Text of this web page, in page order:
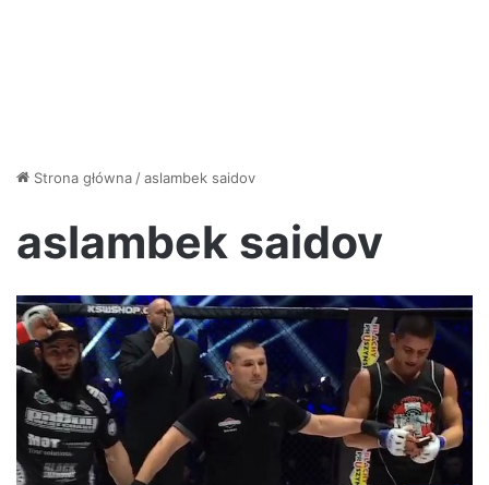
Strona główna /aslambek saidov
aslambek saidov